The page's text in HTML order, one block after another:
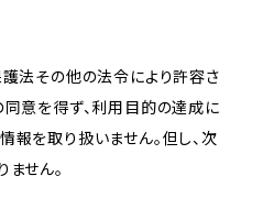
護法その他の法令により許容さ
同意を得ず、利用目的の達成に
を取り扱いません。但し、次
せん。